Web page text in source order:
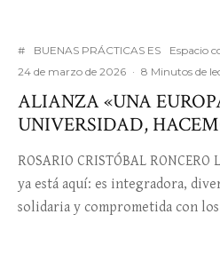
# BUENAS PRÁCTICAS ES Espacio
24 de marzo de 2026 · 8 Minutos de
ALIANZA «UNA
UNIVERSIDAD,
ROSARIO CRISTÓBAL
ya está aquí: es integradora,
solidaria y comprometida con